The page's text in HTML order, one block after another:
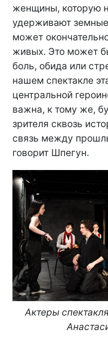
женщины, которую
удерживают земные
может
живых. Это может
боль, обида или
нашем спектакле
центральной
важна, к тому же,
зрителя сквозь
связь между
говорит Шпегун.
Актеры